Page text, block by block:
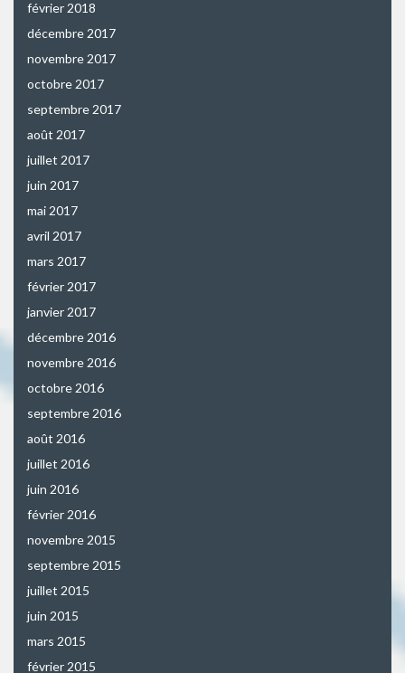
février 2018
décembre 2017
novembre 2017
octobre 2017
septembre 2017
août 2017
juillet 2017
juin 2017
mai 2017
avril 2017
mars 2017
février 2017
janvier 2017
décembre 2016
novembre 2016
octobre 2016
septembre 2016
août 2016
juillet 2016
juin 2016
février 2016
novembre 2015
septembre 2015
juillet 2015
juin 2015
mars 2015
février 2015